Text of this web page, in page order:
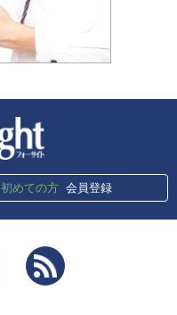
初めての方 会員登録
Twitter